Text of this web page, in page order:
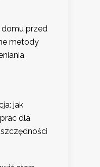
przed
metody
jak
dla